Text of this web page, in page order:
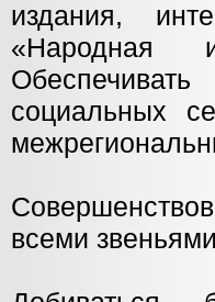
издания,
«Народная
социальных
всеми